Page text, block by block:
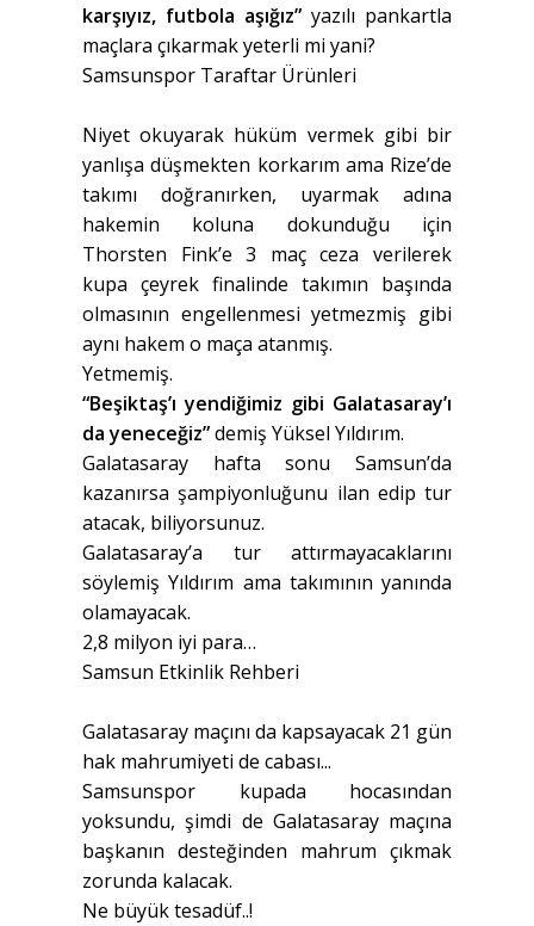
karşıyız, futbola aşığız” yazılı pankartla
maçlara çıkarmak yeterli mi yani?
Samsunspor Taraftar Ürünleri
Niyet okuyarak hüküm vermek gibi bir
yanlışa düşmekten korkarım ama Rize’de
takımı doğranırken, uyarmak adına
hakemin koluna dokunduğu için
Thorsten Fink’e 3 maç ceza verilerek
kupa çeyrek finalinde takımın başında
olmasının engellenmesi yetmezmiş gibi
aynı hakem o maça atanmış.
Yetmemiş.
“Beşiktaş’ı yendiğimiz gibi Galatasaray’ı
da yeneceğiz”demiş Yüksel Yıldırım.
Galatasaray hafta sonu Samsun’da
kazanırsa şampiyonluğunu ilan edip tur
atacak, biliyorsunuz.
Galatasaray’a tur attırmayacaklarını
söylemiş Yıldırım ama takımının yanında
olamayacak.
2,8 milyon iyi para…
Samsun Etkinlik Rehberi
Galatasaray maçını da kapsayacak 21 gün
hak mahrumiyeti de cabası...
Samsunspor kupada hocasından
yoksundu, şimdi de Galatasaray maçına
başkanın desteğinden mahrum çıkmak
zorunda kalacak.
Ne büyük tesadüf..!